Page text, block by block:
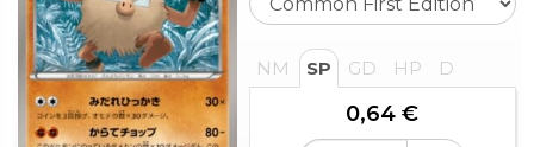
NM SP GD HP D
0,64 €